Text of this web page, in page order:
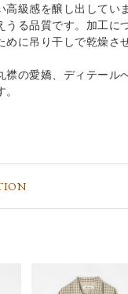
高級感を醸し出してい
うる品質です。加工に
めに吊り干しで乾燥さ
襟の愛嬌、ディテール